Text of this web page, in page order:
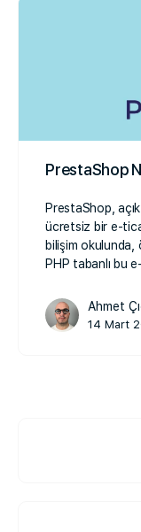
PrestaShop
PrestaShop,
ücretsiz bir e-
bilişim
PHP tabanlı bu
Ahmet
14 Mart